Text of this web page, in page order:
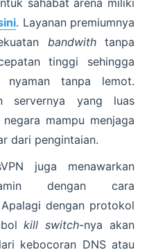
. Layanan premiumnya
bandwithtanpa
tinggi sehingga
tanpa lemot.
servernya yang luas
mampu menjaga
dari pengintaian.
juga menawarkan
dengan cara
dengan protokol
kill switch-nya akan
kebocoran DNS atau